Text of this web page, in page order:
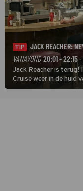
TIP
JACK REACHER:
VANAVOND 20:01 - 22:15
Jack Reacher is terug!
Cruise weer in de huid